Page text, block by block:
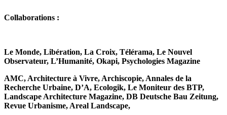
Collaborations :
Le Monde, Libération, La Croix, Télérama, Le Nouvel
Observateur, L’Humanité, Okapi, Psychologies Magazine
AMC, Architecture à Vivre, Archiscopie, Annales de la
Recherche Urbaine, D’A, Ecologik, Le Moniteur des BTP,
Landscape Architecture Magazine, DB Deutsche Bau Zeitung,
Revue Urbanisme, Areal Landscape,